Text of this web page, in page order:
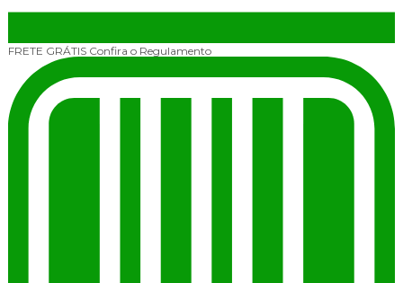
FRETE GRÁTIS Confira o Regulamento